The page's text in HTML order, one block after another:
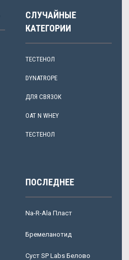
СЛУЧАЙНЫЕ
КАТЕГОРИИ
ТЕСТЕНОЛ
DYNATROPE
ДЛЯ СВЯЗОК
OAT N WHEY
ТЕСТЕНОЛ
ПОСЛЕДНЕЕ
Na-R-Ala Пласт
Бремеланотид
Суст SP Labs Белово